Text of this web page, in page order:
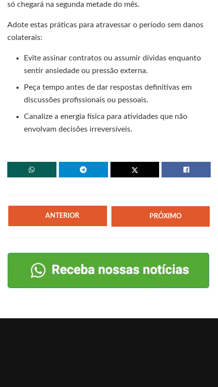
só chegará na segunda metade do mês.
Adote estas práticas para atravessar o período sem danos
colaterais:
Evite assinar contratos ou assumir dívidas enquanto
sentir ansiedade ou pressão externa.
Peça tempo antes de dar respostas definitivas em
discussões profissionais ou pessoais.
Canalize a energia física para atividades que não
envolvam decisões irreversíveis.
ANTERIOR PRÓXIMO